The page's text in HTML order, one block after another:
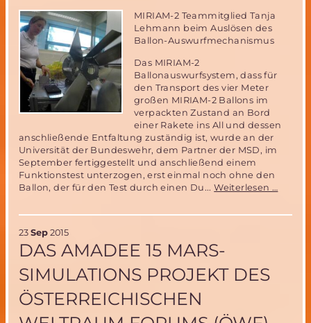
MIRIAM-2 Teammitglied Tanja
Lehmann beim Auslösen des
Ballon-Auswurfmechanismus
Das MIRIAM-2
Ballonauswurfsystem, dass für
den Transport des vier Meter
großen MIRIAM-2 Ballons im
verpackten Zustand an Bord
einer Rakete ins All und dessen
anschließende Entfaltung zuständig ist, wurde an der
Universität der Bundeswehr, dem Partner der MSD, im
September fertiggestellt und anschließend einem
Funktionstest unterzogen, erst einmal noch ohne den
Ballon, der für den Test durch einen Du...Weiterlesen …
23 Sep 2015
DAS AMADEE 15 MARS-
SIMULATIONS PROJEKT DES
ÖSTERREICHISCHEN